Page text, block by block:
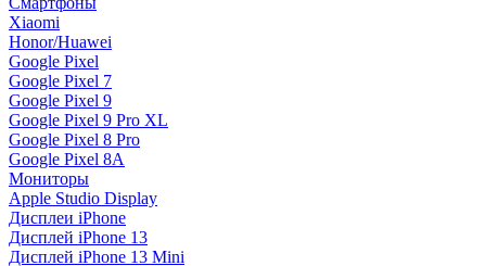
Xiaomi
Honor/Huawei
Google Pixel
Google Pixel 7
Google Pixel 9
Google Pixel 9 Pro XL
Google Pixel 8 Pro
Google Pixel 8A
Мониторы
Apple Studio Display
Дисплеи iPhone
Дисплей iPhone 13
Дисплей iPhone 13 Mini